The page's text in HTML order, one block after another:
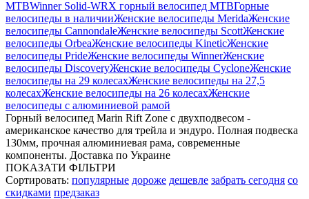
MTBWinner Solid-WRX горный велосипед MTBГорные
велосипеды в наличииЖенские велосипеды MeridaЖенские
велосипеды CannondaleЖенские велосипеды ScottЖенские
велосипеды OrbeaЖенские велосипеды KineticЖенские
велосипеды PrideЖенские велосипеды WinnerЖенские
велосипеды DiscoveryЖенские велосипеды CycloneЖенские
велосипеды на 29 колесахЖенские велосипеды на 27,5
колесахЖенские велосипеды на 26 колесахЖенские
велосипеды с алюминиевой рамой
Горный велосипед Marin Rift Zone с двухподвесом -
американское качество для трейла и эндуро. Полная подвеска
130мм, прочная алюминиевая рама, современные
компоненты. Доставка по Украине
ПОКАЗАТИ ФІЛЬТРИ
Сортировать: популярные дороже дешевле забрать сегодня со
скидками предзаказ